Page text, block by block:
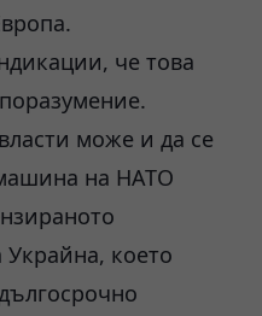
че това
може и да се
на НАТО
Украйна, което